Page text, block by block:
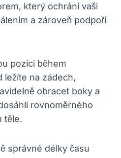
který ochrání vaši
a zároveň podpoří
pozici během
ležíte na zádech,
obracet boky a
rovnoměrného
těle.